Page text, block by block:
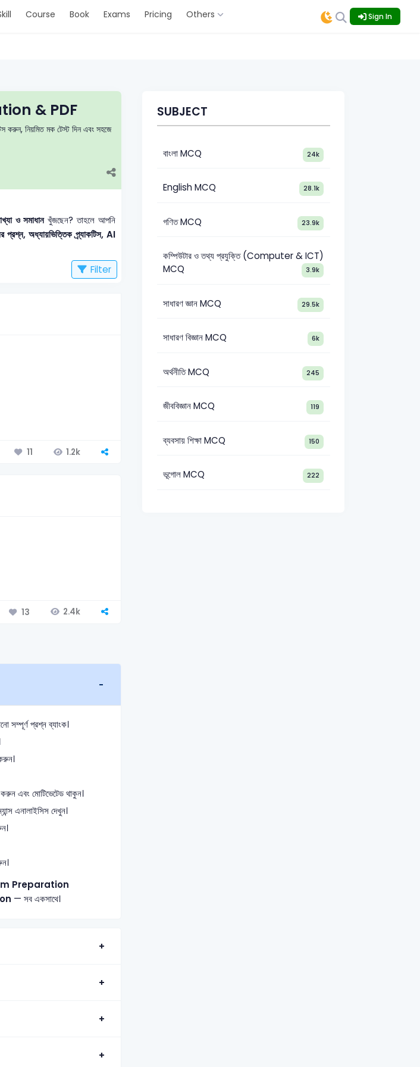
Course Book Exams Pricing Others Sign In
& PDF
করুন, নিয়মিত মক টেস্ট দিন এবং সহজে
ও সমাধানখুঁজছেন? তাহলে আপনি
প্রশ্ন, অধ্যায়ভিত্তিক প্র্যাকটিস, AI
Filter
11 1.2k
13 2.4k
সম্পূর্ণ প্রশ্ন ব্যাংক।
এবং মোটিভেটেড থাকুন।
এনালাইসিস দেখুন।
Preparation
— সব একসাথে।
SUBJECT
বাংলা MCQ 24k
English MCQ 28.1k
গণিত MCQ 23.9k
কম্পিউটার ও তথ্য প্রযুক্তি (Computer & ICT)
MCQ
3.9k
সাধারণ জ্ঞান MCQ 29.5k
সাধারণ বিজ্ঞান MCQ 6k
অর্থনীতি MCQ 245
জীববিজ্ঞান MCQ 119
ব্যবসায় শিক্ষা MCQ 150
ভূগোল MCQ 222